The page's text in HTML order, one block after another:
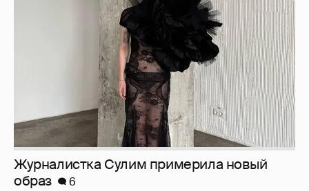
Журналистка Сулим примерила новый
образ
6